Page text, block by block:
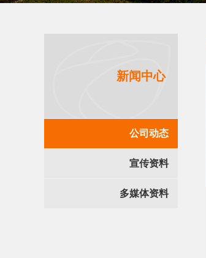
新闻中心
公司动态
宣传资料
多媒体资料